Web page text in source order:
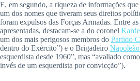
E, em segundo, a riqueza de informações que
um dos nomes que tiveram seus direitos
foram expulsos das Forças Armadas. Entre
apresentadas, destacam-se a do coronel
um dos mais perigosos membros do Partido
dentro do Exército”) e o Brigadeiro
esquerdista desde 1960”, mas “avaliado
invés de um esquerdista por convicção”).